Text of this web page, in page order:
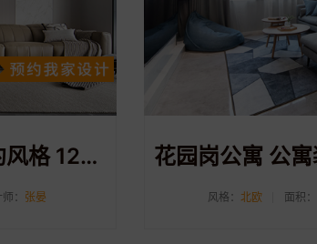
杭州棠润府装修 现代简约风格 120平装修案例分享
： 张晏 风格：北欧 面积：